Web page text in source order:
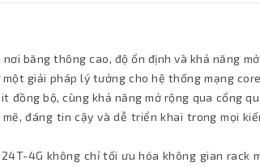
băng thông cao, độ ổn định và khả năng
một giải pháp lý tưởng cho hệ thống mạng
đồng bộ, cùng khả năng mở rộng qua cổng
đáng tin cậy và dễ triển khai trong mọi
4G không chỉ tối ưu hóa không gian rack